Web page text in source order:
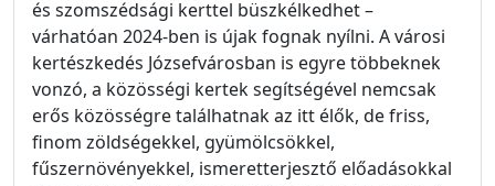
és szomszédsági kerttel büszkélkedhet –
várhatóan 2024-ben is újak fognak nyílni. A városi
kertészkedés Józsefvárosban is egyre többeknek
vonzó, a közösségi kertek segítségével nemcsak
erős közösségre találhatnak az itt élők, de friss,
finom zöldségekkel, gyümölcsökkel,
fűszernövényekkel, ismeretterjesztő előadásokkal